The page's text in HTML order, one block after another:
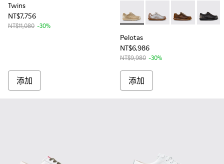
Twins
NT$7,756
NT$11,080 -30%
添加
Pelotas - 27205-297 -
Pelotas - 27205-299
Pelotas -
Pelotas
NT$6,986
NT$9,980 -30%
添加